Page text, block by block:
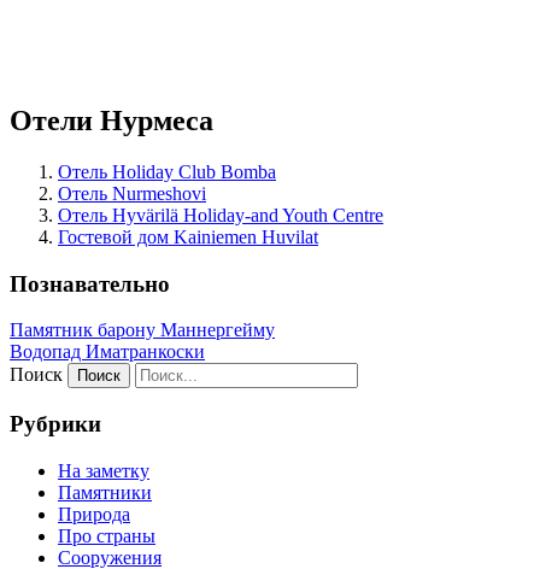
Отели Нурмеса
Отель Holiday Club Bomba
Отель Nurmeshovi
Отель Hyvärilä Holiday-and Youth Centre
Гостевой дом Kainiemen Huvilat
Познавательно
Памятник барону Маннергейму
Водопад Иматранкоски
Поиск
Рубрики
На заметку
Памятники
Природа
Про страны
Сооружения